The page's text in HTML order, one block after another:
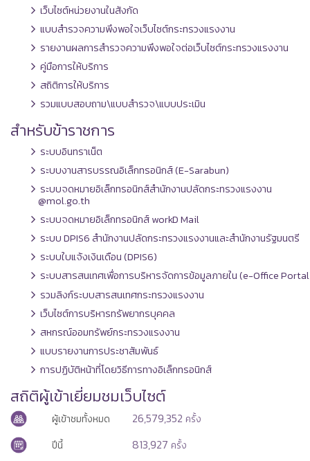
เว็บไซต์หน่วยงานในสังกัด
แบบสำรวจความพึงพอใจเว็บไซต์กระทรวงแรงงาน
รายงานผลการสำรวจความพึงพอใจต่อเว็บไซต์กระทรวงแรงงาน
คู่มือการให้บริการ
สถิติการให้บริการ
รวมแบบสอบถาม\แบบสำรวจ\แบบประเมิน
สำหรับข้าราชการ
ระบบอินทราเน็ต
ระบบงานสารบรรณอิเล็กทรอนิกส์ (E-Sarabun)
ระบบจดหมายอิเล็กทรอนิกส์สำนักงานปลัดกระทรวงแรงงาน
@mol.go.th
ระบบจดหมายอิเล็กทรอนิกส์ workD Mail
ระบบ DPIS6 สำนักงานปลัดกระทรวงแรงงานและสำนักงานรัฐมนตรี
ระบบใบแจ้งเงินเดือน (DPIS6)
ระบบสารสนเทศเพื่อการบริหารจัดการข้อมูลภายใน (e-Office
รวมลิงก์ระบบสารสนเทศกระทรวงแรงงาน
เว็บไซต์การบริหารทรัพยากรบุคคล
สหกรณ์ออมทรัพย์กระทรวงแรงงาน
แบบรายงานการประชาสัมพันธ์
การปฏิบัติหน้าที่โดยวิธีการทางอิเล็กทรอนิกส์
สถิติผู้เข้าเยี่ยมชมเว็บไซต์
ผู้เข้าชมทั้งหมด 26,579,352 ครั้ง
ปีนี้
813,927 ครั้ง